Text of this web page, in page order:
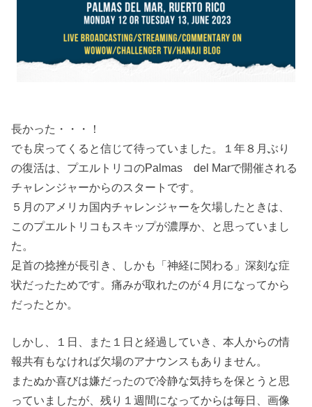
長かった・・・！
でも戻ってくると信じて待っていました。１年８月ぶり
の復活は、プエルトリコのPalmas del Marで開催される
チャレンジャーからのスタートです。
５月のアメリカ国内チャレンジャーを欠場したときは、
このプエルトリコもスキップが濃厚か、と思っていまし
た。
足首の捻挫が長引き、しかも「神経に関わる」深刻な症
状だったためです。痛みが取れたのが４月になってから
だったとか。
しかし、１日、また１日と経過していき、本人からの情
報共有もなければ欠場のアナウンスもありません。
またぬか喜びは嫌だったので冷静な気持ちを保とうと思
っていましたが、残り１週間になってからは毎日、画像